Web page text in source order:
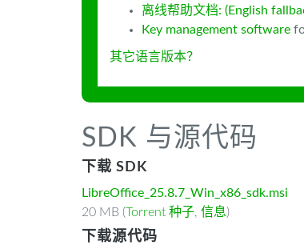
离线帮助文档: (English
Key management software
其它语言版本？
SDK 与源代码
下载 SDK
LibreOffice_25.8.7_Win_x86_sdk.msi
20 MB (Torrent 种子, 信息)
下载源代码